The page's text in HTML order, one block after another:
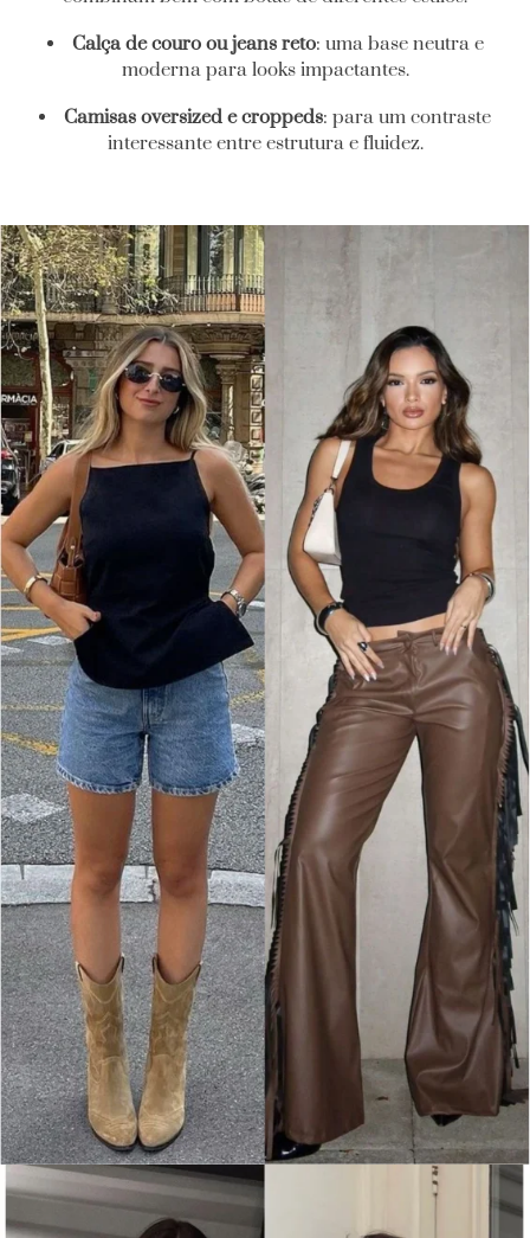
Calça de couro ou jeans reto: uma base neutra e
moderna para looks impactantes.
Camisas oversized e croppeds: para um contraste
interessante entre estrutura e fluidez.